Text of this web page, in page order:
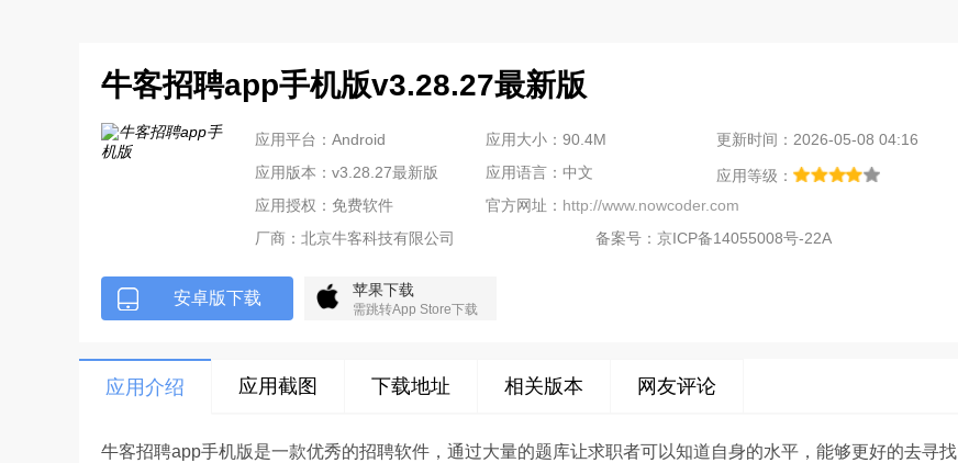
牛客招聘app手机版v3.28.27最新版
应用平台：Android 应用大小：90.4M
更新时间：2026-05-08 04:16
应用版本：v3.28.27最新版
应用语言：中文
应用等级：
应用授权：免费软件
官方网址： http://www.nowcoder.com
厂商： 北京牛客科技有限公司 备案号： 京ICP备14055008号-22A
安卓版下载 苹果下载
需跳转App Store下载
应用介绍 应用截图 下载地址 相关版本 网友评论
牛客招聘app手机版是一款优秀的招聘软件，通过大量的题库让求职者可以知道自身的水平，能够更好的去寻找